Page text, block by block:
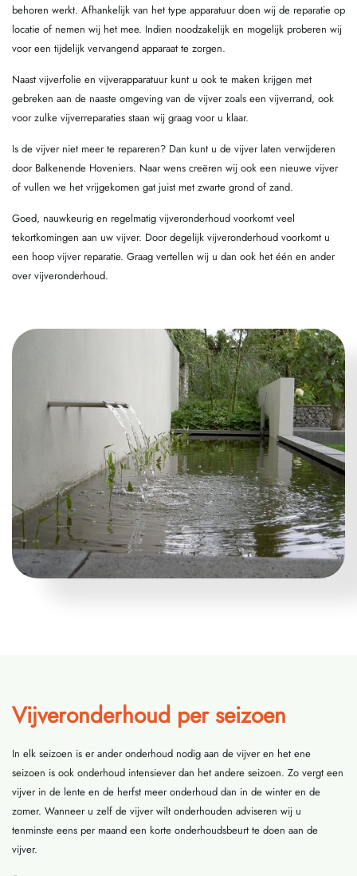
behoren werkt. Afhankelijk van het type apparatuur doen wij de reparatie op
locatie of nemen wij het mee. Indien noodzakelijk en mogelijk proberen wij
voor een tijdelijk vervangend apparaat te zorgen.
Naast vijverfolie en vijverapparatuur kunt u ook te maken krijgen met
gebreken aan de naaste omgeving van de vijver zoals een vijverrand, ook
voor zulke vijverreparaties staan wij graag voor u klaar.
Is de vijver niet meer te repareren? Dan kunt u de vijver laten verwijderen
door Balkenende Hoveniers. Naar wens creëren wij ook een nieuwe vijver
of vullen we het vrijgekomen gat juist met zwarte grond of zand.
Goed, nauwkeurig en regelmatig vijveronderhoud voorkomt veel
tekortkomingen aan uw vijver. Door degelijk vijveronderhoud voorkomt u
een hoop vijver reparatie. Graag vertellen wij u dan ook het één en ander
over vijveronderhoud.
Vijveronderhoud per seizoen
In elk seizoen is er ander onderhoud nodig aan de vijver en het ene
seizoen is ook onderhoud intensiever dan het andere seizoen. Zo vergt een
vijver in de lente en de herfst meer onderhoud dan in de winter en de
zomer. Wanneer u zelf de vijver wilt onderhouden adviseren wij u
tenminste eens per maand een korte onderhoudsbeurt te doen aan de
vijver.